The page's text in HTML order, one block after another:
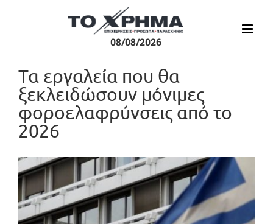
08/08/2026
Τα εργαλεία που θα
ξεκλειδώσουν μόνιμες
φοροελαφρύνσεις από το
2026
Προβολή
μεγαλύτερης
εικόνας